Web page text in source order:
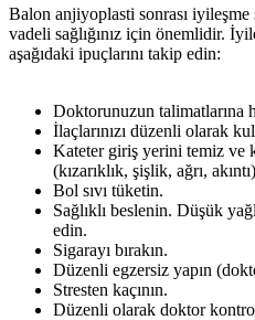
Balon anjiyoplasti sonrası iyileşme
vadeli sağlığınız için önemlidir.
aşağıdaki ipuçlarını takip edin:
Doktorunuzun talimatlarına
İlaçlarınızı düzenli olarak
Kateter giriş yerini temiz ve
(kızarıklık, şişlik, ağrı,
Bol sıvı tüketin.
Sağlıklı beslenin. Düşük
edin.
Sigarayı bırakın.
Düzenli egzersiz yapın
Stresten kaçının.
Düzenli olarak doktor